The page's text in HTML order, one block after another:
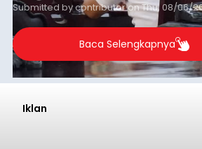
Submitted bycontributoronThu, 08/06/
Baca Selengkapnya
Iklan